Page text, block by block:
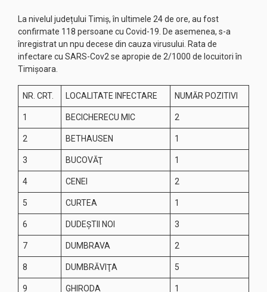
La nivelul județului Timiș, în ultimele 24 de ore, au fost
confirmate 118 persoane cu Covid-19. De asemenea, s-a
înregistrat un npu decese din cauza virusului. Rata de
infectare cu SARS-Cov2 se apropie de 2/1000 de locuitori în
Timișoara.
NR. CRT. LOCALITATE INFECTARE NUMĂR POZITIVI
1 BECICHERECU MIC 2
2 BETHAUSEN 1
3 BUCOVĂŢ 1
4 CENEI 2
5 CURTEA 1
6 DUDEŞTII NOI 3
7 DUMBRAVA 2
8 DUMBRĂVIŢA 5
9 GHIRODA 1